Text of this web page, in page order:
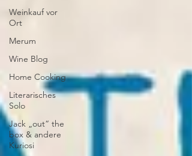
Weinkauf vor
Ort
Merum
Wine Blog
Home Cooking
Literarisches
Solo
Jack „out“ the
box & andere
Kuriosi